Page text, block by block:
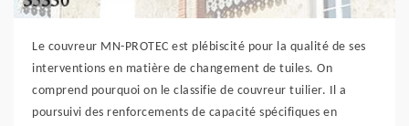
Le couvreur MN-PROTEC est plébiscité pour la qualité de ses
interventions en matière de changement de tuiles. On
comprend pourquoi on le classifie de couvreur tuilier. Il a
poursuivi des renforcements de capacité spécifiques en